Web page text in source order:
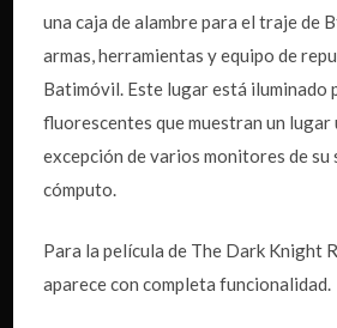
una caja de alambre para el traje de
armas, herramientas y equipo de
Batimóvil. Este lugar está iluminado
fluorescentes que muestran un
excepción de varios monitores de su
cómputo.
Para la película de The Dark Knight
aparece con completa funcionalidad.